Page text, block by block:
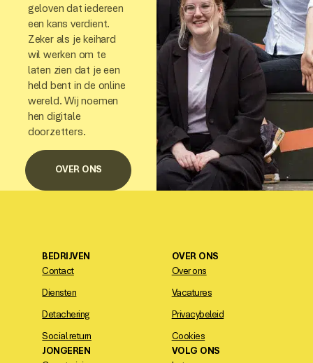
geloven dat iedereen
een kans verdient.
Zeker als je keihard
wil werken om te
laten zien dat je een
held bent in de online
wereld. Wij noemen
hen digitale
doorzetters.
OVER ONS
BEDRIJVEN
Contact
Diensten
Detachering
Social return
JONGEREN
OVER ONS
Over ons
Vacatures
Privacybeleid
Cookies
VOLG ONS